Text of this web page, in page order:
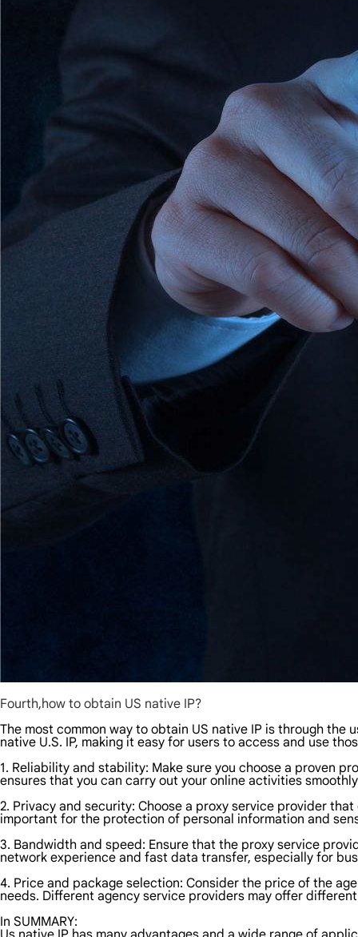
Fourth,how to obtain US native IP?
The most common way to obtain US native IP is through
native U.S. IP, making it easy for users to access and use
1. Reliability and stability: Make sure you choose a proven
ensures that you can carry out your online activities
2. Privacy and security: Choose a proxy service provider
important for the protection of personal information and
3. Bandwidth and speed: Ensure that the proxy service
network experience and fast data transfer, especially for
4. Price and package selection: Consider the price of the
needs. Different agency service providers may offer
In SUMMARY: